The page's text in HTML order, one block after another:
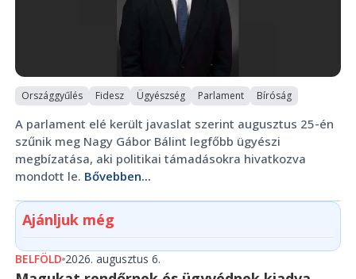
Országgyűlés Fidesz Ügyészség Parlament Bíróság
A parlament elé került javaslat szerint augusztus 25-én
szűnik meg Nagy Gábor Bálint legfőbb ügyészi
megbízatása, aki politikai támadásokra hivatkozva
mondott le. Bővebben...
Ajánljuk még
BELFÖLD 2026. augusztus 6.